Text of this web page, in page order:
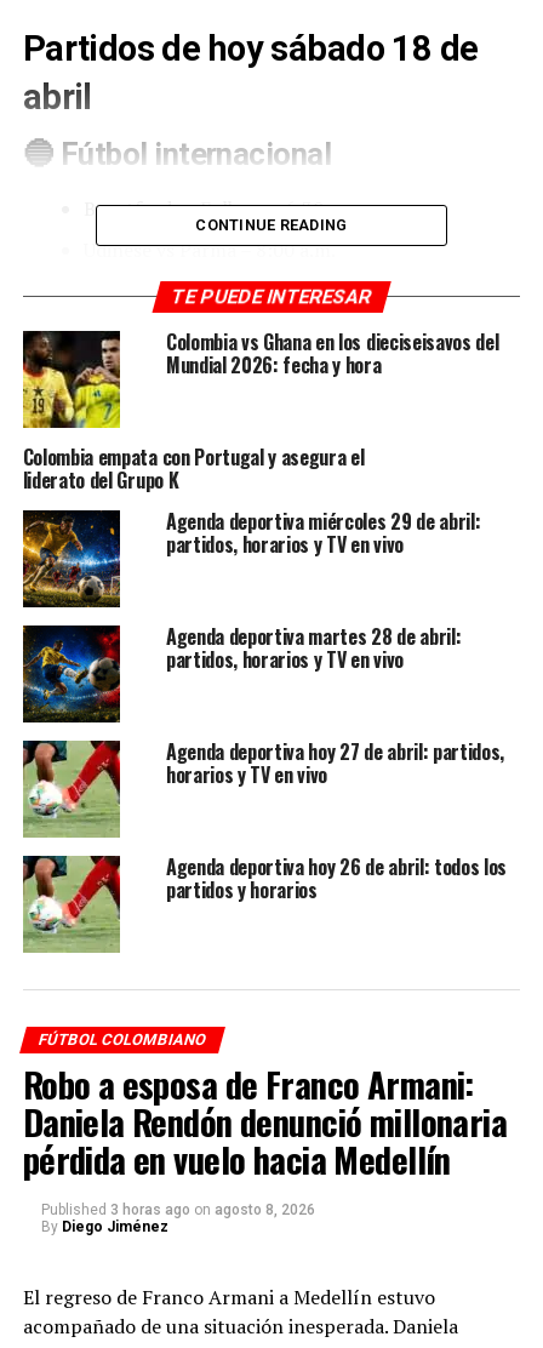
Partidos de hoy sábado 18 de
abril
🔵 Fútbol internacional
Brentford vs Fulham – 6:30 a.m.
Udinese vs Parma – 8:00 a.m.
Hoffenheim vs Borussia Dortmund – 8:30 a.m.
Leeds vs Wolverhampton – 9:00 a.m.
Newcastle vs Bournemouth – 9:00 a.m.
Lorient vs Marsella – 10:00 a.m.
Napoli vs Lazio – 11:00 a.m.
Eintracht Frankfurt vs RB Leipzig – 11:30 a.m.
Tottenham vs Brighton – 11:30 a.m.
Roma vs Atalanta – 1:45 p.m.
Atlético de Madrid vs Real Sociedad – 2:00 p.m.
Chelsea vs Manchester United – 2:00 p.m.
🟡 Fútbol colombiano
Real Cartagena vs Barranquilla – 2:30 p.m.
Deportes Tolima vs Pereira – 6:10 p.m.
Fortaleza vs Águilas Doradas – 8:30 p.m.
🔴 Selección Colombia femenina
Argentina vs Colombia – 6:00 p.m.
Horario en Estados Unidos
(Miami – ET)
Si estás en Estados Unidos, estos son algunos horarios
clave:
Borussia Dortmund vs Hoffenheim – 9:30 a.m. ET
Chelsea vs Manchester United – 3:00 p.m. ET
Colombia vs Argentina (femenino) – 7:00 p.m. ET
CONTINUE READING
TE PUEDE INTERESAR
Colombia vs Ghana en los dieciseisavos del
Mundial 2026: fecha y hora
Colombia empata con Portugal y asegura el
liderato del Grupo K
Agenda deportiva miércoles 29 de abril:
partidos, horarios y TV en vivo
Agenda deportiva martes 28 de abril:
partidos, horarios y TV en vivo
Agenda deportiva hoy 27 de abril: partidos,
horarios y TV en vivo
Agenda deportiva hoy 26 de abril: todos los
partidos y horarios
FÚTBOL COLOMBIANO
Robo a esposa de Franco Armani:
Daniela Rendón denunció millonaria
pérdida en vuelo hacia Medellín
Published 3 horas ago on agosto 8, 2026
By Diego Jiménez
El regreso de Franco Armani a Medellín estuvo
acompañado de una situación inesperada. Daniela